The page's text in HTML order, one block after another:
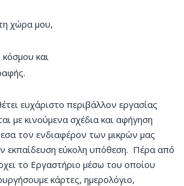
χώρα μου,
και
ευχάριστο περιβάλλον εργασίας
με κινούμενα σχέδια και αφήγηση
τον ενδιαφέρον των μικρών μας
εκπαίδευση εύκολη υπόθεση. Πέρα από
το Εργαστήριο μέσω του οποίου
κάρτες, ημερολόγιο,